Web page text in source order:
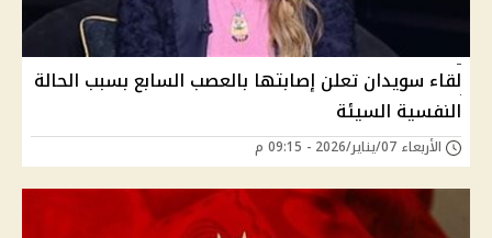
لقاء سويدان تعلن إصابتها بالعصب السابع بسبب الحالة
النفسية السيئة
الأربعاء 07/يناير/2026 - 09:15 م